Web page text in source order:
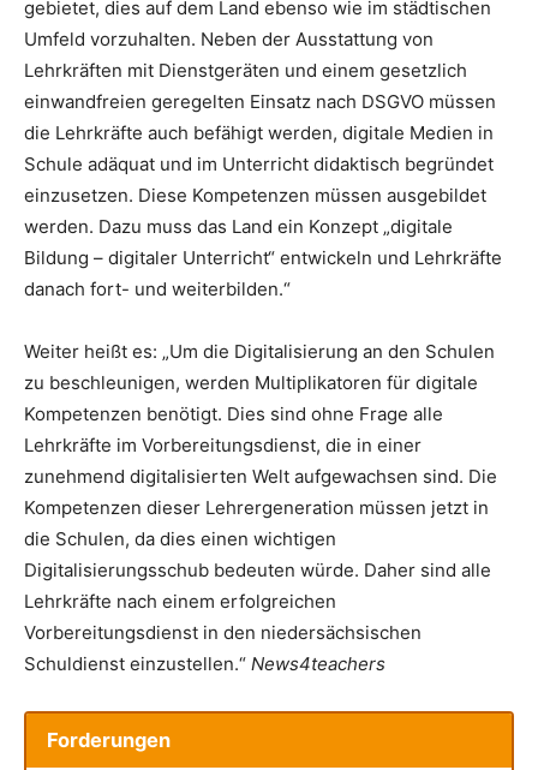
gebietet, dies auf dem Land ebenso wie im städtischen
Umfeld vorzuhalten. Neben der Ausstattung von
Lehrkräften mit Dienstgeräten und einem gesetzlich
einwandfreien geregelten Einsatz nach DSGVO müssen
die Lehrkräfte auch befähigt werden, digitale Medien in
Schule adäquat und im Unterricht didaktisch begründet
einzusetzen. Diese Kompetenzen müssen ausgebildet
werden. Dazu muss das Land ein Konzept „digitale
Bildung – digitaler Unterricht“ entwickeln und Lehrkräfte
danach fort- und weiterbilden.“
Weiter heißt es: „Um die Digitalisierung an den Schulen
zu beschleunigen, werden Multiplikatoren für digitale
Kompetenzen benötigt. Dies sind ohne Frage alle
Lehrkräfte im Vorbereitungsdienst, die in einer
zunehmend digitalisierten Welt aufgewachsen sind. Die
Kompetenzen dieser Lehrergeneration müssen jetzt in
die Schulen, da dies einen wichtigen
Digitalisierungsschub bedeuten würde. Daher sind alle
Lehrkräfte nach einem erfolgreichen
Vorbereitungsdienst in den niedersächsischen
Schuldienst einzustellen.“ News4teachers
Forderungen